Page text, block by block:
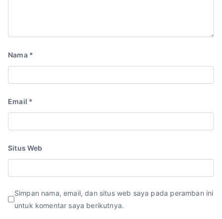
Nama *
Email *
Situs Web
Simpan nama, email, dan situs web saya pada peramban ini
untuk komentar saya berikutnya.